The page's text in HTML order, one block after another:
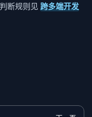
断规则见 跨多端开发